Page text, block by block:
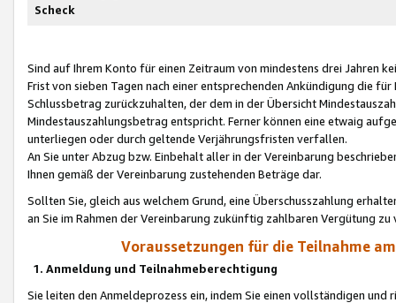
Scheck
Sind auf Ihrem Konto für einen Zeitraum von mindestens drei Jahren
Frist von sieben Tagen nach einer entsprechenden Ankündigung die
Schlussbetrag zurückzuhalten, der dem in der Übersicht
Mindestauszahlungsbetrag entspricht. Ferner können eine etwaig
unterliegen oder durch geltende Verjährungsfristen verfallen.
An Sie unter Abzug bzw. Einbehalt aller in der Vereinbarung
Ihnen gemäß der Vereinbarung zustehenden Beträge dar.
Sollten Sie, gleich aus welchem Grund, eine Überschusszahlung
an Sie im Rahmen der Vereinbarung zukünftig zahlbaren Vergütung zu
Voraussetzungen für die Teilnahme
1. Anmeldung und Teilnahmeberechtigung
Sie leiten den Anmeldeprozess ein, indem Sie einen vollständigen